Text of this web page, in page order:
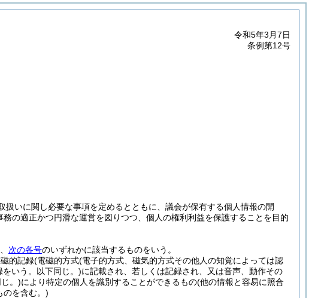
令和5年3月7日
条例第12号
扱いに関し必要な事項を定めるとともに、議会が保有する個人情報の開
の適正かつ円滑な運営を図りつつ、個人の権利利益を保護することを目的
次の各号のいずれかに該当するものをいう。
的記録(電磁的方式(電子的方式、磁気的方式その他人の知覚によっては認
をいう。以下同じ。)に記載され、若しくは記録され、又は音声、動作その
。)により特定の個人を識別することができるもの(他の情報と容易に照合
のを含む。)